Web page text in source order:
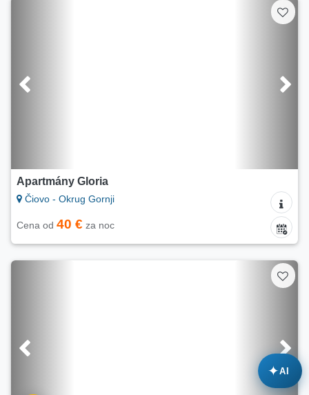
Apartmány Gloria
Čiovo - Okrug Gornji
Cena od 40 € za noc
✦AI